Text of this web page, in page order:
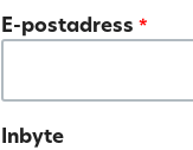
E-postadress*
Inbyte